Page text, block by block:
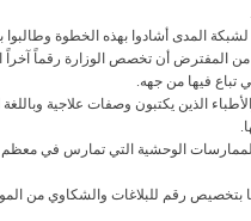
المدى أشادوا بهذه الخطوة
أن تخصص الوزارة رقماً آخراً
تباع فيها من جهه.
الذين يكتبون وصفات علاجية
والممارسات الوحشية التي تمارس في
بتخصيص رقم للبلاغات والشكاوي من